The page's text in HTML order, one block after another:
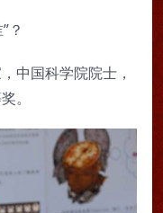
？
中国科学院院士，
。